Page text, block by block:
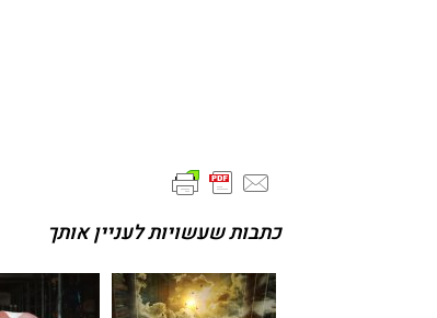
כתבות שעשויות לעניין אותך